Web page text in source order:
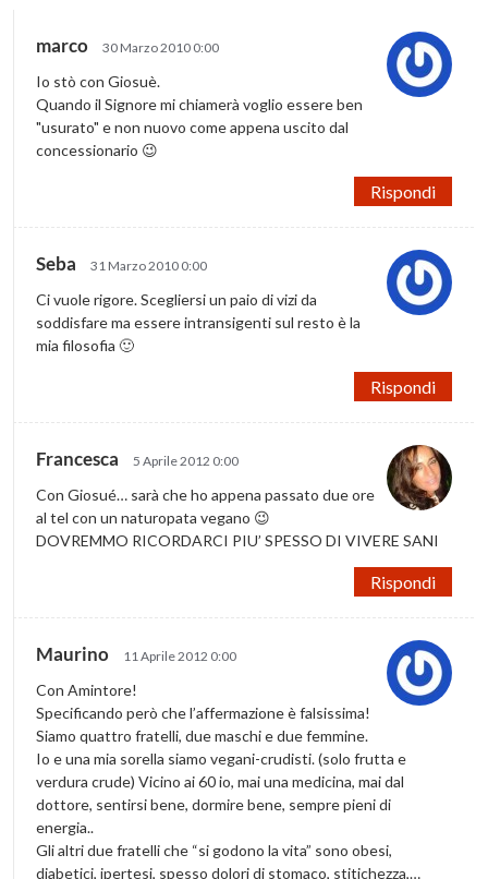
marco 30 Marzo 2010 0:00
Io stò con Giosuè.
Quando il Signore mi chiamerà voglio essere ben
"usurato" e non nuovo come appena uscito dal
concessionario 😉
Rispondi
Seba 31 Marzo 2010 0:00
Ci vuole rigore. Scegliersi un paio di vizi da
soddisfare ma essere intransigenti sul resto è la
mia filosofia 🙂
Rispondi
Francesca 5 Aprile 2012 0:00
Con Giosué… sarà che ho appena passato due ore
al tel con un naturopata vegano 😉
DOVREMMO RICORDARCI PIU’ SPESSO DI VIVERE SANI
Rispondi
Maurino 11 Aprile 2012 0:00
Con Amintore!
Specificando però che l’affermazione è falsissima!
Siamo quattro fratelli, due maschi e due femmine.
Io e una mia sorella siamo vegani-crudisti. (solo frutta e
verdura crude) Vicino ai 60 io, mai una medicina, mai dal
dottore, sentirsi bene, dormire bene, sempre pieni di
energia..
Gli altri due fratelli che “si godono la vita” sono obesi,
diabetici, ipertesi, spesso dolori di stomaco, stitichezza,…